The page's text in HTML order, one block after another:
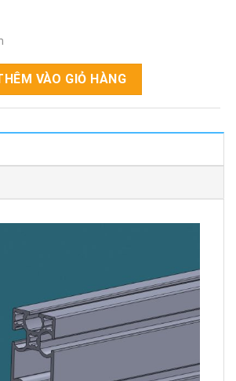
- 30X60G số lượng
VÀO GIỎ HÀNG